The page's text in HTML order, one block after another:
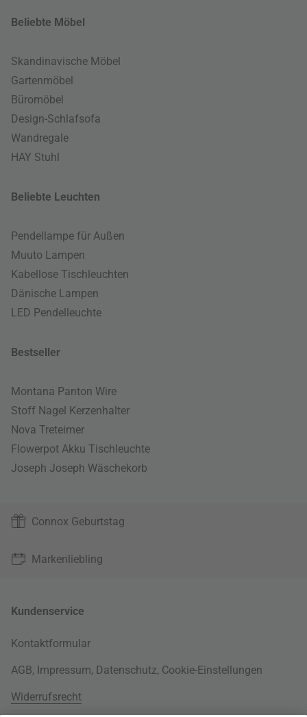
Beliebte Möbel
Skandinavische Möbel
Gartenmöbel
Büromöbel
Design-Schlafsofa
Wandregale
HAY Stuhl
Beliebte Leuchten
Pendellampe für Außen
Muuto Lampen
Kabellose Tischleuchten
Dänische Lampen
LED Pendelleuchte
Bestseller
Montana Panton Wire
Stoff Nagel Kerzenhalter
Nova Treteimer
Flowerpot Akku Tischleuchte
Joseph Joseph Wäschekorb
Connox Geburtstag
Markenliebling
Kundenservice
Kontaktformular
AGB, Impressum, Datenschutz, Cookie-Einstellungen
Widerrufsrecht